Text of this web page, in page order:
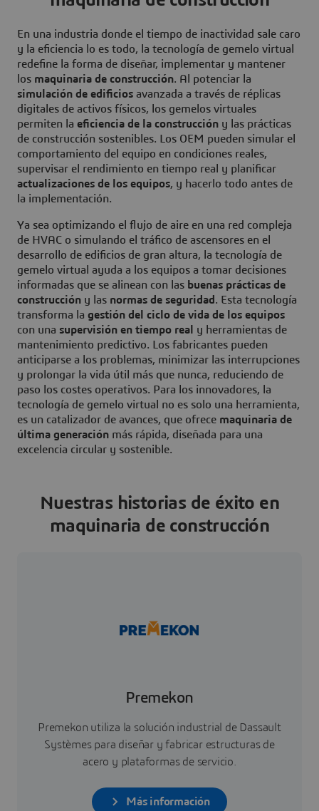
En una industria donde el tiempo de inactividad sale caro
y la eficiencia lo es todo, la tecnología de gemelo virtual
redefine la forma de diseñar, implementar y mantener
los maquinaria de construcción. Al potenciar la
simulación de edificios avanzada a través de réplicas
digitales de activos físicos, los gemelos virtuales
permiten la eficiencia de la construcción y las prácticas
de construcción sostenibles. Los OEM pueden simular el
comportamiento del equipo en condiciones reales,
supervisar el rendimiento en tiempo real y planificar
actualizaciones de los equipos, y hacerlo todo antes de
la implementación.
Ya sea optimizando el flujo de aire en una red compleja
de HVAC o simulando el tráfico de ascensores en el
desarrollo de edificios de gran altura, la tecnología de
gemelo virtual ayuda a los equipos a tomar decisiones
informadas que se alinean con las buenas prácticas de
construcción y las normas de seguridad . Esta tecnología
transforma la gestión del ciclo de vida de los equipos
con una supervisión en tiempo real
y herramientas de
mantenimiento predictivo. Los fabricantes pueden
anticiparse a los problemas, minimizar las interrupciones
y prolongar la vida útil más que nunca, reduciendo de
paso los costes operativos. Para los innovadores, la
tecnología de gemelo virtual no es solo una herramienta,
es un catalizador de avances, que ofrece maquinaria de
última generación más rápida, diseñada para una
excelencia circular y sostenible.
Nuestras historias de éxito en
maquinaria de construcción
Premekon
Premekon utiliza la solución industrial de Dassault
Systèmes para diseñar y fabricar estructuras de
acero y plataformas de servicio.
Más información